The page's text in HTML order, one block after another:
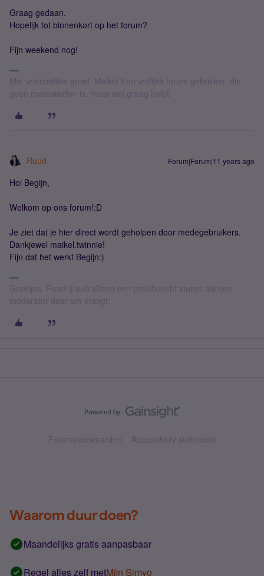
Graag gedaan.
Hopelijk tot binnenkort op het forum?
Fijn weekend nog!
Met vriendelijke groet, Maikel Een vrolijke forum gebruiker, die
geen medewerker is, maar wel graag helpt.
Ruud Forum|Forum|11 years ago
Hoi Begijn,
Welkom op ons forum!:D
Je ziet dat je hier direct wordt geholpen door medegebruikers.
Dankjewel maikel.twinnie!
Fijn dat het werkt Begijn:)
Groetjes, Ruud || aub alleen een privébericht sturen als een
moderator daar om vraagt.
Forumvoorwaarden Accessibility statement
Waarom duur doen?
Maandelijks gratis aanpasbaar
Regel alles zelf metMijn Simyo